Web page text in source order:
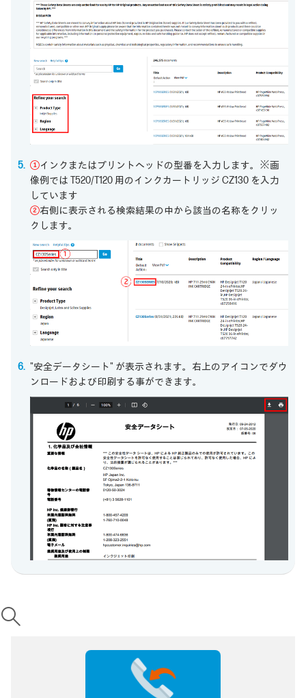
①インクまたはプリントヘッドの型番を入力します。※画
像例では T520/T120 用のインクカートリッジ CZ130 を入力
しています
②右側に表示される検索結果の中から該当の名称をクリッ
クします。
"安全データシート" が表示されます。右上のアイコンでダウ
ンロードおよび印刷する事ができます。